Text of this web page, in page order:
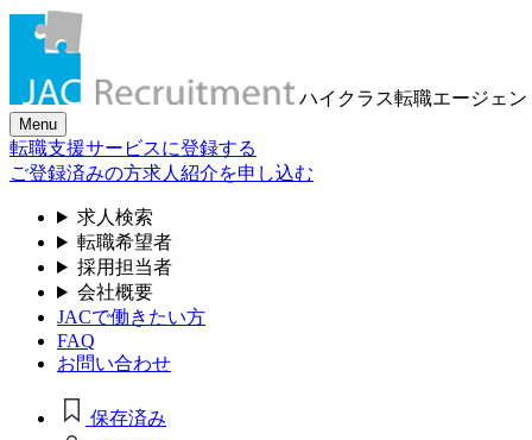
ハイクラス転職エージェン
Menu
転職支援サービスに登録する
ご登録済みの方求人紹介を申し込む
求人検索
転職希望者
採用担当者
会社概要
JACで働きたい方
FAQ
お問い合わせ
保存済み